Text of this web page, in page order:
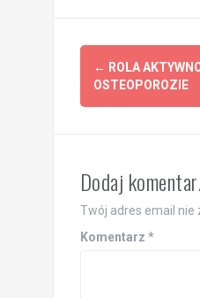
Post
navigation
← ROLA
OSTEOPOROZIE
Dodaj
Twój adres email nie
Komentarz *